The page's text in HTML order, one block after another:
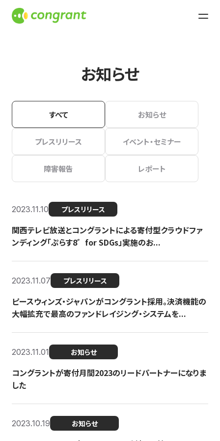
お知らせ
すべて お知らせ
プレスリリース イベント・セミナー
障害報告 レポート
2023.11.10 プレスリリース
関西テレビ放送とコングラントによる寄付型クラウドファ
ンディング「ぷらす8゛for SDGs」実施のお...
2023.11.07 プレスリリース
ピースウィンズ・ジャパンがコングラント採用。決済機能の
大幅拡充で最高のファンドレイジング・システムを...
2023.11.01 お知らせ
コングラントが寄付月間2023のリードパートナーになりま
した
2023.10.19 お知らせ